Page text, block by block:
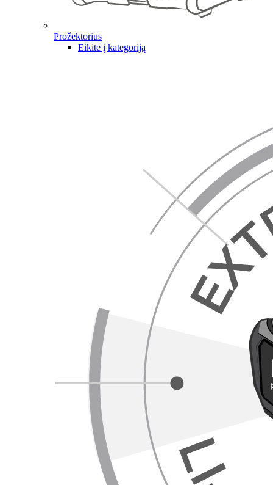
Prožektorius
Eikite į kategoriją